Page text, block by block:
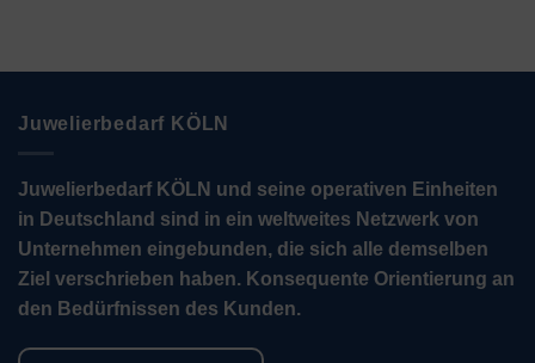
Juwelierbedarf KÖLN
Juwelierbedarf KÖLN und seine operativen Einheiten
in Deutschland sind in ein weltweites Netzwerk von
Unternehmen eingebunden, die sich alle demselben
Ziel verschrieben haben. Konsequente Orientierung an
den Bedürfnissen des Kunden.